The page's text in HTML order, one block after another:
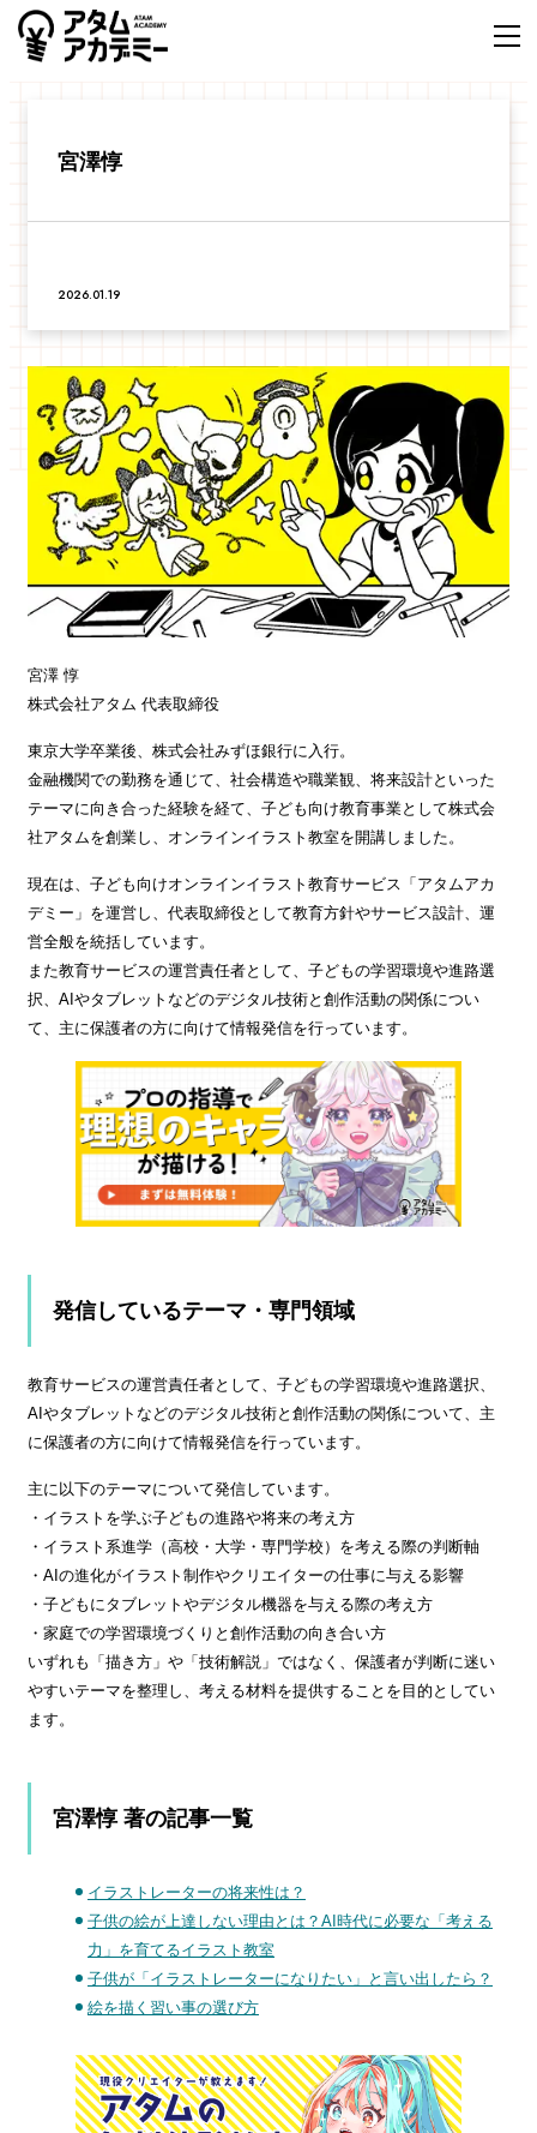
宮澤惇
2026.01.19
宮澤 惇
株式会社アタム 代表取締役
東京大学卒業後、株式会社みずほ銀行に入行。
金融機関での勤務を通じて、社会構造や職業観、将来設計といった
テーマに向き合った経験を経て、子ども向け教育事業として株式会
社アタムを創業し、オンラインイラスト教室を開講しました。
現在は、子ども向けオンラインイラスト教育サービス「アタムアカ
デミー」を運営し、代表取締役として教育方針やサービス設計、運
営全般を統括しています。
また教育サービスの運営責任者として、子どもの学習環境や進路選
択、AIやタブレットなどのデジタル技術と創作活動の関係につい
て、主に保護者の方に向けて情報発信を行っています。
発信しているテーマ・専門領域
教育サービスの運営責任者として、子どもの学習環境や進路選択、
AIやタブレットなどのデジタル技術と創作活動の関係について、主
に保護者の方に向けて情報発信を行っています。
主に以下のテーマについて発信しています。
・イラストを学ぶ子どもの進路や将来の考え方
・イラスト系進学（高校・大学・専門学校）を考える際の判断軸
・AIの進化がイラスト制作やクリエイターの仕事に与える影響
・子どもにタブレットやデジタル機器を与える際の考え方
・家庭での学習環境づくりと創作活動の向き合い方
いずれも「描き方」や「技術解説」ではなく、保護者が判断に迷い
やすいテーマを整理し、考える材料を提供することを目的としてい
ます。
宮澤惇 著の記事一覧
イラストレーターの将来性は？
子供の絵が上達しない理由とは？AI時代に必要な「考える
力」を育てるイラスト教室
子供が「イラストレーターになりたい」と言い出したら？
絵を描く習い事の選び方